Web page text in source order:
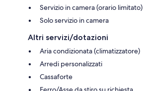
Servizio in camera (orario limitato)
Solo servizio in camera
Altri servizi/dotazioni
Aria condizionata (climatizzatore)
Arredi personalizzati
Cassaforte